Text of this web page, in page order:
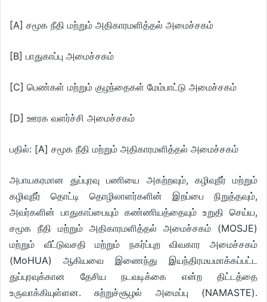
[A] சமூக நீதி மற்றும் அதிகாரமளித்தல் அமைச்சகம்
[B] பாதுகாப்பு அமைச்சகம்
[C] பெண்கள் மற்றும் குழந்தைகள் மேம்பாட்டு அமைச்சகம்
[D] ஊரக வளர்ச்சி அமைச்சகம்
பதில்: [A] சமூக நீதி மற்றும் அதிகாரமளித்தல் அமைச்சகம்
அபாயகரமான துப்புரவு பணியை அகற்றவும், கழிவுநீர் மற்றும்
கழிவுநீர் தொட்டி தொழிலாளர்களின் இறப்பை நிறுத்தவும்,
அவர்களின் பாதுகாப்பையும் கண்ணியத்தையும் உறுதி செய்ய,
சமூக நீதி மற்றும் அதிகாரமளித்தல் அமைச்சகம் (MOSJE)
மற்றும் வீட்டுவசதி மற்றும் நகர்ப்புற விவகார அமைச்சகம்
(MoHUA) ஆகியவை இணைந்து இயந்திரமயமாக்கப்பட்ட
துப்புரவுக்கான தேசிய நடவடிக்கை என்ற திட்டத்தை
உருவாக்கியுள்ளன. சுற்றுச்சூழல் அமைப்பு (NAMASTE).